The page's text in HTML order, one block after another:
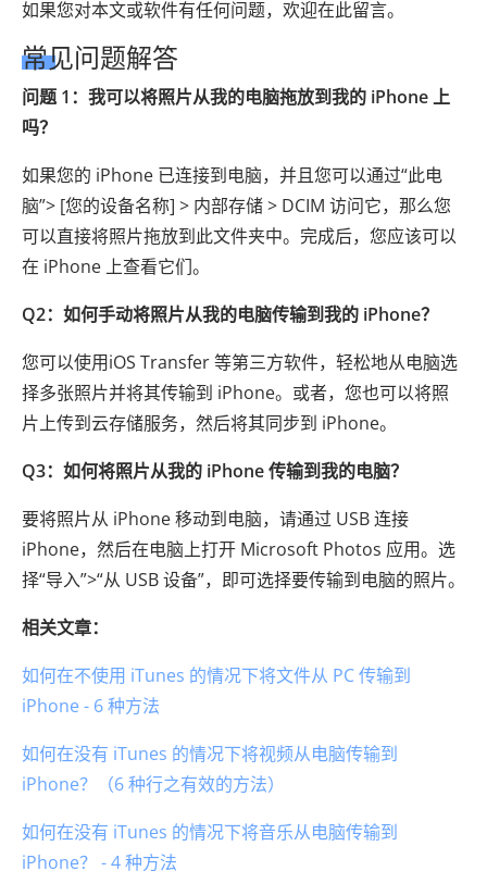
如果您对本文或软件有任何问题，欢迎在此留言。
常见问题解答
问题 1：我可以将照片从我的电脑拖放到我的 iPhone 上
吗？
如果您的 iPhone 已连接到电脑，并且您可以通过“此电
脑”> [您的设备名称] > 内部存储 > DCIM 访问它，那么您
可以直接将照片拖放到此文件夹中。完成后，您应该可以
在 iPhone 上查看它们。
Q2：如何手动将照片从我的电脑传输到我的 iPhone？
您可以使用iOS Transfer 等第三方软件，轻松地从电脑选
择多张照片并将其传输到 iPhone。或者，您也可以将照
片上传到云存储服务，然后将其同步到 iPhone。
Q3：如何将照片从我的 iPhone 传输到我的电脑？
要将照片从 iPhone 移动到电脑，请通过 USB 连接
iPhone，然后在电脑上打开 Microsoft Photos 应用。选
择“导入”>“从 USB 设备”，即可选择要传输到电脑的照片。
相关文章：
如何在不使用 iTunes 的情况下将文件从 PC 传输到
iPhone - 6 种方法
如何在没有 iTunes 的情况下将视频从电脑传输到
iPhone？（6 种行之有效的方法）
如何在没有 iTunes 的情况下将音乐从电脑传输到
iPhone？ - 4 种方法